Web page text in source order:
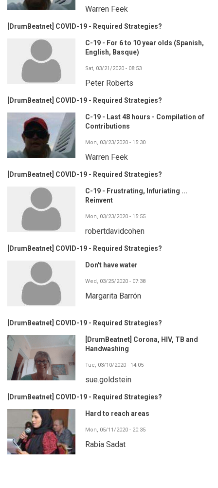
Warren Feek
[DrumBeatnet] COVID-19 - Required Strategies?
C-19 - For 6 to 10 year olds (Spanish,
English, Basque)
Sat, 03/21/2020 - 08:53
Peter Roberts
[DrumBeatnet] COVID-19 - Required Strategies?
C-19 - Last 48 hours - Compilation of
Contributions
Mon, 03/23/2020 - 15:30
Warren Feek
[DrumBeatnet] COVID-19 - Required Strategies?
C-19 - Frustrating, Infuriating ...
Reinvent
Mon, 03/23/2020 - 15:55
robertdavidcohen
[DrumBeatnet] COVID-19 - Required Strategies?
Don't have water
Wed, 03/25/2020 - 07:38
Margarita Barrón
[DrumBeatnet] COVID-19 - Required Strategies?
[DrumBeatnet] Corona, HIV, TB and
Handwashing
Tue, 03/10/2020 - 14:05
sue.goldstein
[DrumBeatnet] COVID-19 - Required Strategies?
Hard to reach areas
Mon, 05/11/2020 - 20:35
Rabia Sadat